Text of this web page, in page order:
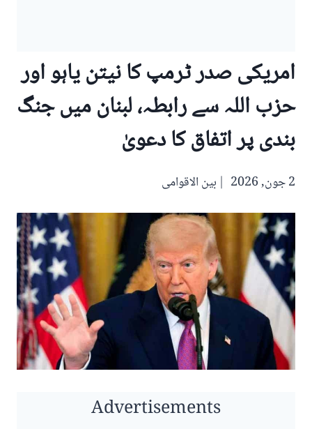
امریکی صدر ٹرمپ کا نیتن یاہو اور
حزب اللہ سے رابطہ، لبنان میں جنگ
بندی پر اتفاق کا دعویٰ
2 جون, 2026 بین الاقوامی
Advertisements